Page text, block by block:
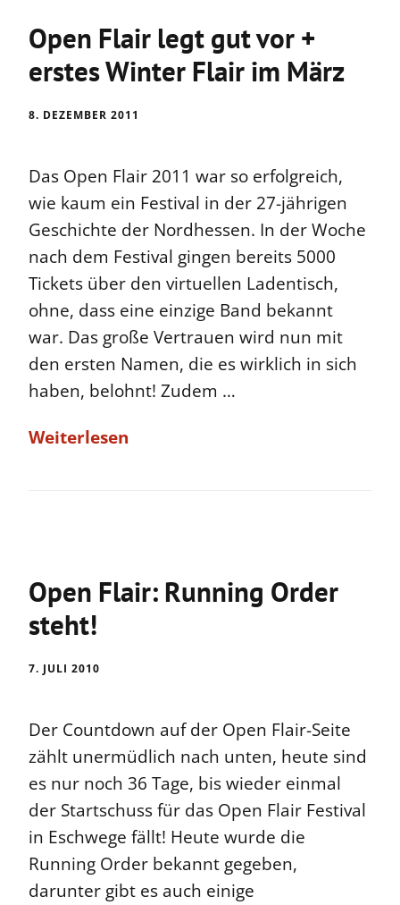
Open Flair legt gut vor +
erstes Winter Flair im März
8. DEZEMBER 2011
Das Open Flair 2011 war so erfolgreich,
wie kaum ein Festival in der 27-jährigen
Geschichte der Nordhessen. In der Woche
nach dem Festival gingen bereits 5000
Tickets über den virtuellen Ladentisch,
ohne, dass eine einzige Band bekannt
war. Das große Vertrauen wird nun mit
den ersten Namen, die es wirklich in sich
haben, belohnt! Zudem …
Weiterlesen
Open Flair: Running Order
steht!
7. JULI 2010
Der Countdown auf der Open Flair-Seite
zählt unermüdlich nach unten, heute sind
es nur noch 36 Tage, bis wieder einmal
der Startschuss für das Open Flair Festival
in Eschwege fällt! Heute wurde die
Running Order bekannt gegeben,
darunter gibt es auch einige